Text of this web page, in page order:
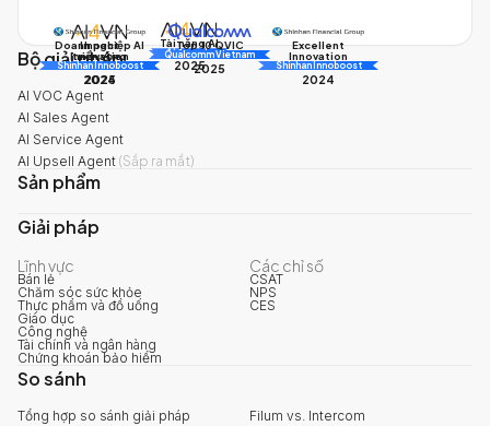
Doanh nghiệp AI
triển vọng
AI Awards
2025
Tài năng AI
AI Awards
2025
Excellent
Innovation
Shinhan Innoboost
2024
Impact
Innovation
Shinhan Innoboost
2024
Top 10 QVIC
Qualcomm Vietnam
2025
Bộ giải pháp
AI VOC Agent
AI Sales Agent
AI Service Agent
AI Upsell Agent (Sắp ra mắt)
Sản phẩm
Giải pháp
Lĩnh vực
Bán lẻ
Chăm sóc sức khỏe
Thực phẩm và đồ uống
Giáo dục
Công nghệ
Tài chính và ngân hàng
Chứng khoán bảo hiểm
Các chỉ số
CSAT
NPS
CES
So sánh
Tổng hợp so sánh giải pháp
Filum vs. Intercom